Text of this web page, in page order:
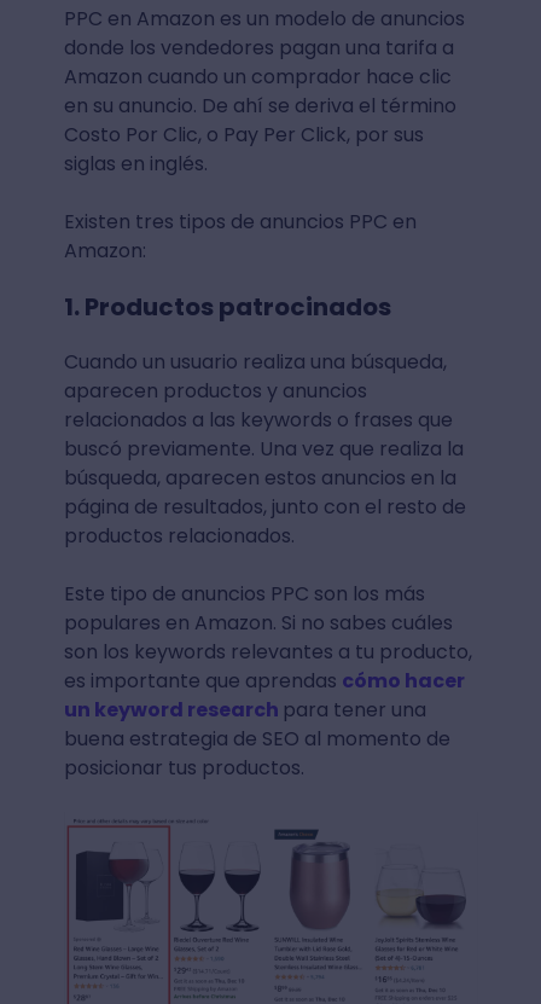
PPC en Amazon es un modelo de anuncios
donde los vendedores pagan una tarifa a
Amazon cuando un comprador hace clic
en su anuncio. De ahí se deriva el término
Costo Por Clic, o Pay Per Click, por sus
siglas en inglés.
Existen tres tipos de anuncios PPC en
Amazon:
1. Productos patrocinados
Cuando un usuario realiza una búsqueda,
aparecen productos y anuncios
relacionados a las keywords o frases que
buscó previamente. Una vez que realiza la
búsqueda, aparecen estos anuncios en la
página de resultados, junto con el resto de
productos relacionados.
Este tipo de anuncios PPC son los más
populares en Amazon. Si no sabes cuáles
son los keywords relevantes a tu producto,
es importante que aprendas cómo hacer
un keyword research para tener una
buena estrategia de SEO al momento de
posicionar tus productos.